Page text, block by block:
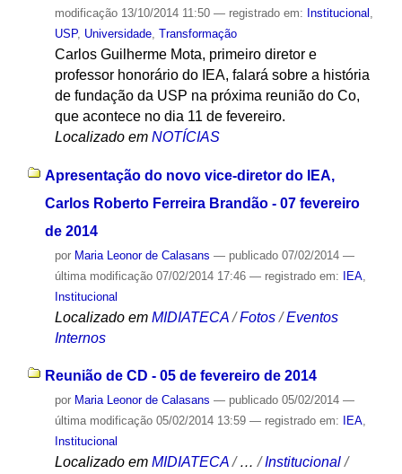
modificação13/10/2014 11:50 — registrado em: Institucional
USP, Universidade, Transformação
Carlos Guilherme Mota, primeiro diretor e
professor honorário do IEA, falará sobre a história
de fundação da USP na próxima reunião do Co,
que acontece no dia 11 de fevereiro.
Localizado em NOTÍCIAS
Apresentação do novo vice-diretor do IEA,
Carlos Roberto Ferreira Brandão - 07 fevereiro
de 2014
por Maria Leonor de Calasans — publicado07/02/2014 —
última modificação07/02/2014 17:46 — registrado em: IEA,
Institucional
Localizado em MIDIATECA /Fotos /Eventos
Internos
Reunião de CD - 05 de fevereiro de 2014
por Maria Leonor de Calasans — publicado05/02/2014 —
última modificação05/02/2014 13:59 — registrado em: IEA,
Institucional
Localizado em MIDIATECA /…/Institucional /